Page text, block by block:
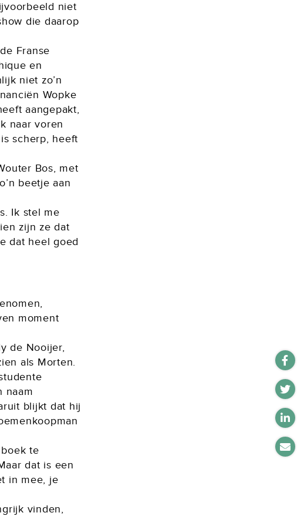
niet
die daarop
Franse
en
niet zo’n
Wopke
aangepakt,
naar voren
scherp, heeft
Bos, met
beetje aan
Ik stel me
zijn ze dat
dat heel goed
moment
de Nooijer,
als Morten.
naam
blijkt dat hij
te
dat is een
in mee, je
vinden,